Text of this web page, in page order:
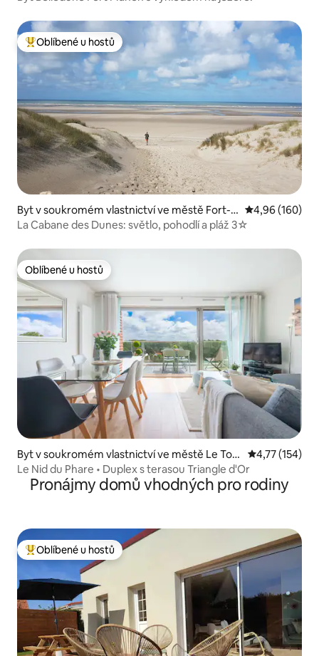
Nejlepší v kategorii Oblíbené u hostů
Oblíbené u hostů
Byt v soukromém vlastnictví ve městě Fort-
Mahon-Plage
Průměrné
4,96 (160)
La Cabane des Dunes: světlo, pohodlí a pláž 3☆
Oblíbené u hostů
Oblíbené u hostů
Byt v soukromém vlastnictví ve městě Le Tou
quet
Průměrné
4,77 (154)
Le Nid du Phare • Duplex s terasou Triangle d'Or
Pronájmy domů vhodných pro rodiny
Nejlepší v kategorii Oblíbené u hostů
Oblíbené u hostů